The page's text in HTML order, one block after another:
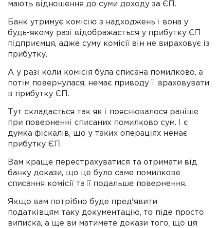
мають відношення до суми доходу за ЄП.
Банк утримує комісію з надходжень і вона у
будь-якому разі відображається у прибутку ЄП
підприємця, адже суму комісії він не вираховує із
прибутку.
А у разі коли комісія була списана помилково, а
потім повернулася, немає приводу її враховувати
в прибутку ЄП.
Тут складається так як і пояснювалося раніше
при поверненні списаних помилково сум. І є
думка фіскалів, що у таких операціях немає
прибутку ЄП.
Вам краще перестрахуватися та отримати від
банку докази, що це було саме помилкове
списання комісії та її подальше повернення.
Якщо вам потрібно буде пред'явити
податківцям таку документацію, то піде просто
виписка, а ще ви матимете докази того, що ця